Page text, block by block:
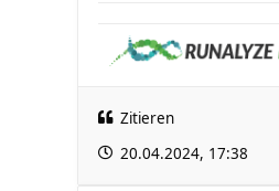
Zitieren
20.04.2024, 17:38